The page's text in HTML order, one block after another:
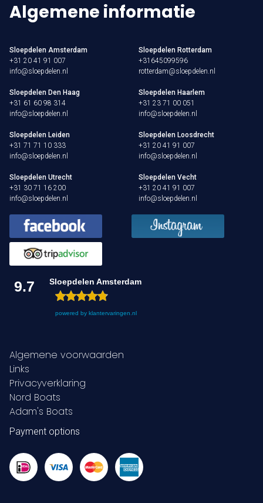
Algemene informatie
Sloepdelen Amsterdam
+31 20 41 91 007
info@sloepdelen.nl
Sloepdelen Rotterdam
+31645099596
rotterdam@sloepdelen.nl
Sloepdelen Den Haag
+31 61 60 98 314
info@sloepdelen.nl
Sloepdelen Haarlem
+31 23 71 00 051
info@sloepdelen.nl
Sloepdelen Leiden
+31 71 71 10 333
info@sloepdelen.nl
Sloepdelen Loosdrecht
+31 20 41 91 007
info@sloepdelen.nl
Sloepdelen Utrecht
+31 30 71 16 200
info@sloepdelen.nl
Sloepdelen Vecht
+31 20 41 91 007
info@sloepdelen.nl
9.7 Sloepdelen Amsterdam
powered by klantervaringen.nl
Algemene voorwaarden
Links
Privacyverklaring
Nord Boats
Adam's Boats
Payment options